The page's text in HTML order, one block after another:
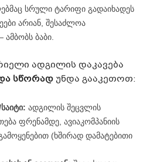
სრული ტარიფი გადაიხადეს
არიან, შესაძლოა
ბაბი.
ადგილის დაკავება
სწორადუნდა გააკეთოთ:
ადგილის შეცვლის
ფრენამდე, ავიაკომპანიის
(ხშირად დამატებითი